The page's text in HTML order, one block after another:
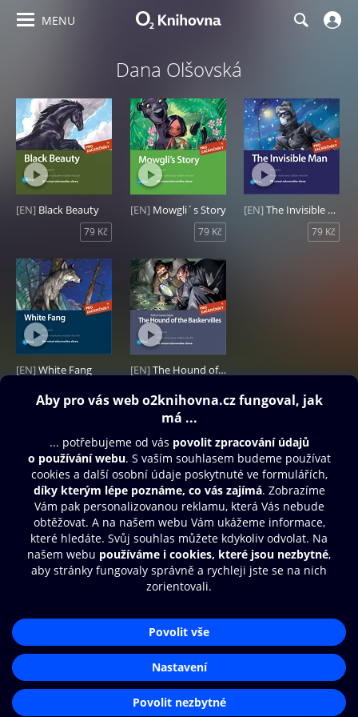
MENU
Dana Olšovská
[EN] Black Beauty
79 Kč
[EN]Mowgli´s Story
79 Kč
[EN]The Invisible Man
79 Kč
[EN]White Fang
79 Kč
[EN]The Hound of the Baskervilles
Obsah ke stažení
Moje O2 Knihovna
Další zábava
© O2 Czech Republic a.s.
Přístupnost
Zásady zpracování osobních údajů
Nastavení cookies
Aplikace O2 Knihovna
Čti a poslouchej své e-knihy a
audioknihy rychleji a pohodlněji.